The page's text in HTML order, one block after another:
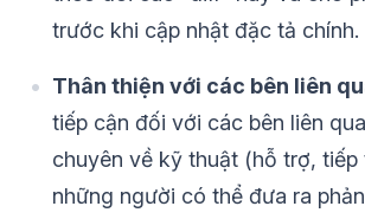
trước khi cập nhật đặc tả chính.
Thân thiện với các bên liên
tiếp cận đối với các bên liên
chuyên về kỹ thuật (hỗ trợ, tiếp
những người có thể đưa ra